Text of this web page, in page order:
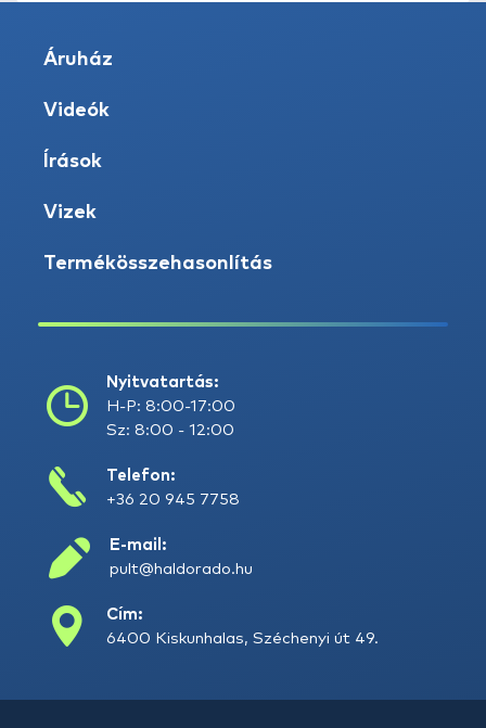
Áruház
Videók
Írások
Vizek
Termékösszehasonlítás
Nyitvatartás:
H-P: 8:00-17:00
Sz: 8:00 - 12:00
Telefon:
+36 20 945 7758
E-mail:
pult@haldorado.hu
Cím:
6400 Kiskunhalas, Széchenyi út 49.